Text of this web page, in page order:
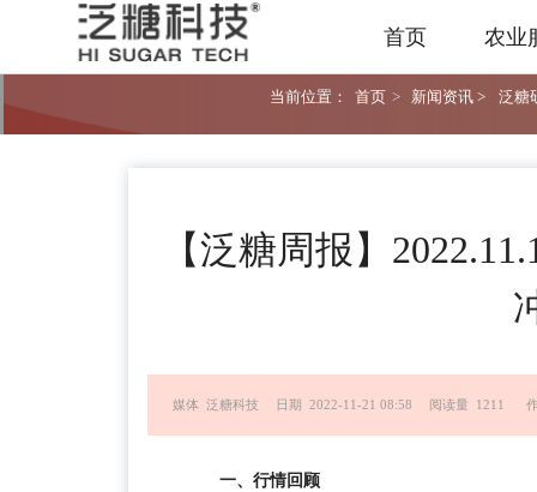
首页 农业
当前位置： 首页 > 新闻资讯 > 泛糖
【泛糖周报】
媒体 泛糖科技 日期 2022-11-21 08:58 阅读量 1211
一、行情回顾